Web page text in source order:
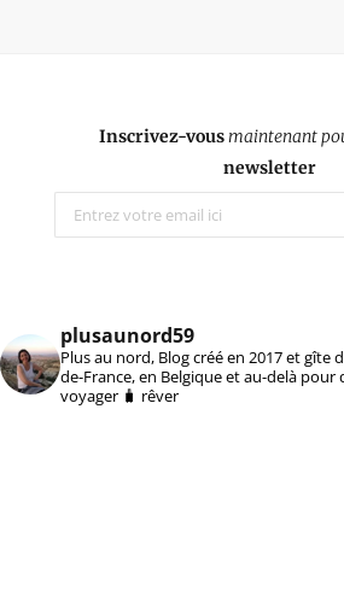
Inscrivez-vousmaintenant
newsletter
plusaunord59
Plus au nord, Blog créé en 2017 et gîte
de-France, en Belgique et au-delà
voyager 🧳 rêver